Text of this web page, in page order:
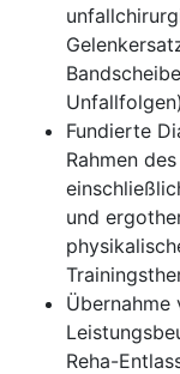
Fundierte
Rahmen
und
Übernahme
Reha-